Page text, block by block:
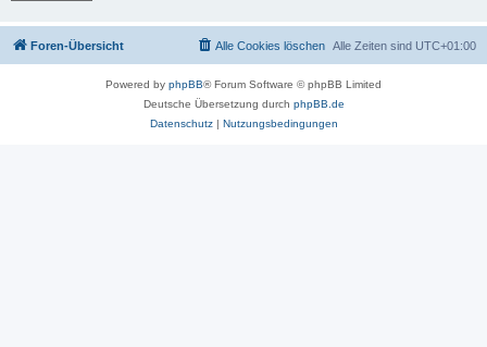
Foren-Übersicht Alle Zeiten sind UTC+01:00
Alle Cookies löschen
Powered by phpBB® Forum Software © phpBB Limited
Deutsche Übersetzung durch phpBB.de
Datenschutz| Nutzungsbedingungen